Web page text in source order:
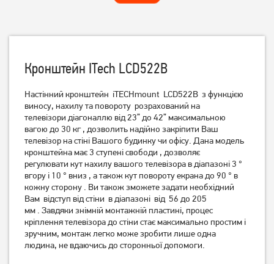
Кронштейн ITech PB2T
379грн
Кронштейн ITech PB4T
539 грн
Кронштейн ITech LCD522B
Настінний кронштейн iTECHmount LCD522B з функцією
виносу, нахилу та повороту розрахований на
телевізори діагоналлю від 23” до 42”максимальною
вагою до 30 кг, дозволить надійно закріпити Ваш
телевізор на стіні Вашого будинку чи офісу. Дана модель
кронштейна має 3 ступені свободи , дозволяє
регулювати кут нахилувашого телевізора в діапазоні 3 °
вгору і 10 ° вниз , а такожкут повороту екрана до 90 ° в
кожну сторону . Ви також зможете задати необхідний
Вам відступ від стіни в діапазоні від56 до 205
мм . Завдяки знімній монтажній пластині, процес
кріплення телевізора до стіни стає максимально простим і
зручним, монтаж легко може зробити лише одна
людина, не вдаючись до сторонньої допомоги.